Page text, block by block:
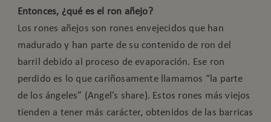
Entonces, ¿qué es el ron añejo?
Los rones añejos son rones envejecidos que han
madurado y han parte de su contenido de ron del
barril debido al proceso de evaporación. Ese ron
perdido es lo que cariñosamente llamamos “la parte
de los ángeles” (Angel’s share). Estos rones más viejos
tienden a tener más carácter, obtenidos de las barricas